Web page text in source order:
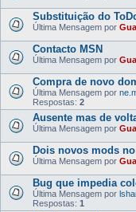
Substituição do
Última Mensagem por
Contacto MSN
Última Mensagem por
Compra de novo
Última Mensagem por
Respostas: 2
Ausente mas de
Última Mensagem por
Dois novos mods
Última Mensagem por
Bug que impedia
Última Mensagem por
Respostas: 1